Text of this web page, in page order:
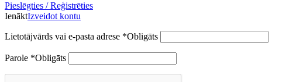
Pieslēgties / Reģistrēties
IenāktIzveidot kontu
Lietotājvārds vai e-pasta adrese *Obligāts
Parole *Obligāts